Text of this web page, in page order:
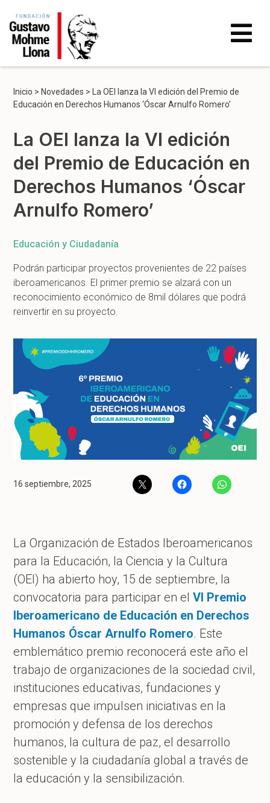
Inicio > Novedades >
La OEI lanza la VI edición del Premio de
Educación en Derechos Humanos ‘Óscar Arnulfo Romero’
La OEI lanza la VI edición
del Premio de Educación en
Derechos Humanos ‘Óscar
Arnulfo Romero’
Educación y Ciudadanía
Podrán participar proyectos provenientes de 22 países
iberoamericanos. El primer premio se alzará con un
reconocimiento económico de 8mil dólares que podrá
reinvertir en su proyecto.
16 septiembre, 2025
La Organización de Estados Iberoamericanos
para la Educación, la Ciencia y la Cultura
(OEI) ha abierto hoy, 15 de septiembre, la
convocatoria para participar en elVI Premio
Iberoamericano de Educación en Derechos
Humanos Óscar Arnulfo Romero. Este
emblemático premio reconocerá este año el
trabajo de organizaciones de la sociedad civil,
instituciones educativas, fundaciones y
empresas que impulsen iniciativas en la
promoción y defensa de los derechos
humanos, la cultura de paz, el desarrollo
sostenible y la ciudadanía global a través de
la educación y la sensibilización.